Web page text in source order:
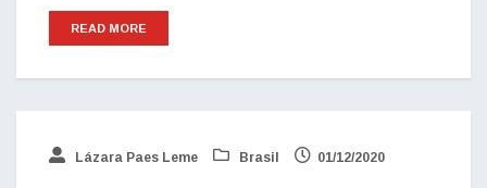
READ MORE
Lázara Paes Leme Brasil 01/12/2020